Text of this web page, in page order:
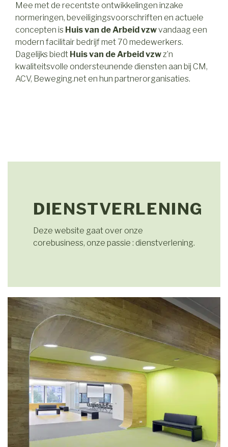
Mee met de recentste ontwikkelingen inzake
normeringen, beveiligingsvoorschriften en actuele
concepten is Huis van de Arbeid vzwvandaag een
modern facilitair bedrijf met 70 medewerkers.
Dagelijks biedt Huis van de Arbeid vzwz’n
kwaliteitsvolle ondersteunende diensten aan bij CM,
ACV, Beweging.net en hun partnerorganisaties.
DIENSTVERLENING
Deze website gaat over onze
corebusiness, onze passie : dienstverlening.